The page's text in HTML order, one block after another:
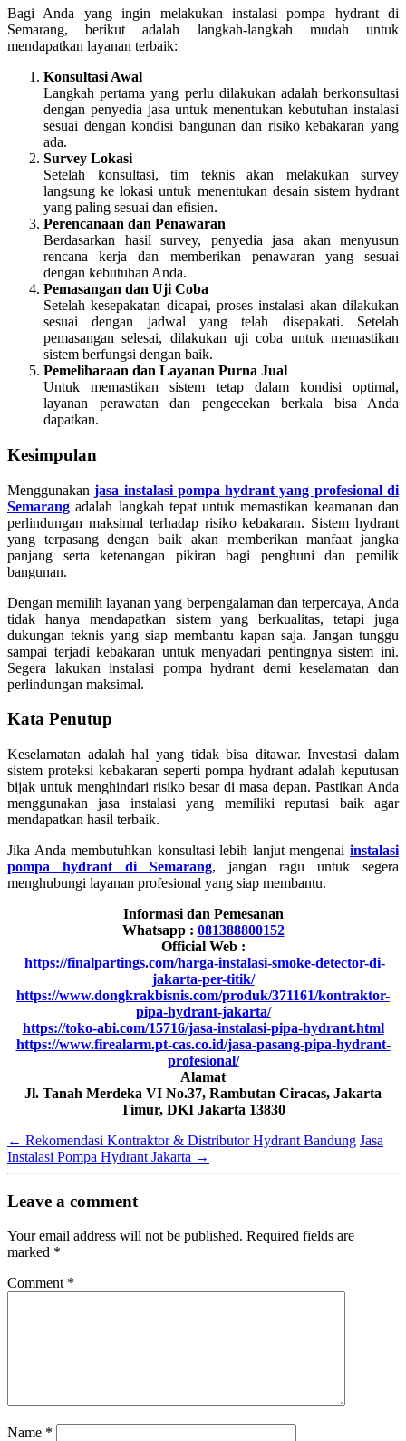
Bagi Anda yang ingin melakukan instalasi pompa hydrant di
Semarang, berikut adalah langkah-langkah mudah untuk
mendapatkan layanan terbaik:
Konsultasi Awal
Langkah pertama yang perlu dilakukan adalah berkonsultasi
dengan penyedia jasa untuk menentukan kebutuhan instalasi
sesuai dengan kondisi bangunan dan risiko kebakaran yang
ada.
Survey Lokasi
Setelah konsultasi, tim teknis akan melakukan survey
langsung ke lokasi untuk menentukan desain sistem hydrant
yang paling sesuai dan efisien.
Perencanaan dan Penawaran
Berdasarkan hasil survey, penyedia jasa akan menyusun
rencana kerja dan memberikan penawaran yang sesuai
dengan kebutuhan Anda.
Pemasangan dan Uji Coba
Setelah kesepakatan dicapai, proses instalasi akan dilakukan
sesuai dengan jadwal yang telah disepakati. Setelah
pemasangan selesai, dilakukan uji coba untuk memastikan
sistem berfungsi dengan baik.
Pemeliharaan dan Layanan Purna Jual
Untuk memastikan sistem tetap dalam kondisi optimal,
layanan perawatan dan pengecekan berkala bisa Anda
dapatkan.
Kesimpulan
Menggunakanjasa instalasi pompa hydrant yang profesional di
Semarang adalah langkah tepat untuk memastikan keamanan dan
perlindungan maksimal terhadap risiko kebakaran. Sistem hydrant
yang terpasang dengan baik akan memberikan manfaat jangka
panjang serta ketenangan pikiran bagi penghuni dan pemilik
bangunan.
Dengan memilih layanan yang berpengalaman dan terpercaya, Anda
tidak hanya mendapatkan sistem yang berkualitas, tetapi juga
dukungan teknis yang siap membantu kapan saja. Jangan tunggu
sampai terjadi kebakaran untuk menyadari pentingnya sistem ini.
Segera lakukan instalasi pompa hydrant demi keselamatan dan
perlindungan maksimal.
Kata Penutup
Keselamatan adalah hal yang tidak bisa ditawar. Investasi dalam
sistem proteksi kebakaran seperti pompa hydrant adalah keputusan
bijak untuk menghindari risiko besar di masa depan. Pastikan Anda
menggunakan jasa instalasi yang memiliki reputasi baik agar
mendapatkan hasil terbaik.
Jika Anda membutuhkan konsultasi lebih lanjut mengenai instalasi
pompa hydrant di Semarang, jangan ragu untuk segera
menghubungi layanan profesional yang siap membantu.
Informasi dan Pemesanan
Whatsapp : 081388800152
Official Web :
https://finalpartings.com/harga-instalasi-smoke-detector-di-
jakarta-per-titik/
https://www.dongkrakbisnis.com/produk/371161/kontraktor-
pipa-hydrant-jakarta/
https://toko-abi.com/15716/jasa-instalasi-pipa-hydrant.html
https://www.firealarm.pt-cas.co.id/jasa-pasang-pipa-hydrant-
profesional/
Alamat
Jl. Tanah Merdeka VI No.37, Rambutan Ciracas, Jakarta
Timur, DKI Jakarta 13830
← Rekomendasi Kontraktor & Distributor Hydrant Bandung Jasa
Instalasi Pompa Hydrant Jakarta →
Leave a comment
Your email address will not be published. Required fields are
marked *
Comment *
Name *